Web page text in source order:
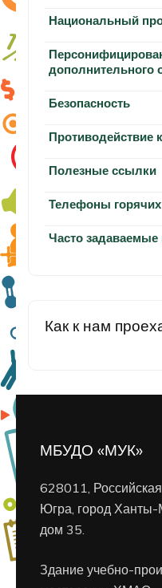
Национальный
дополнительного
Безопасность
Противодействие
Полезные ссылки
Телефоны
Часто
Как к нам
МБУДО «МУК»
628011,
Югра, город Ханты-
дом 35.
Здание учебно-